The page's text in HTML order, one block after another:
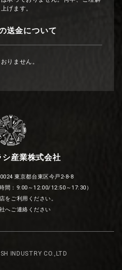
げます。
送金について
りません。
シ産業株式会社
東京都台東区今戸2-8-8
：9:00～12:00/12:50～17:30）
をご利用ください。
へご連絡ください
INDUSTRY CO.,LTD